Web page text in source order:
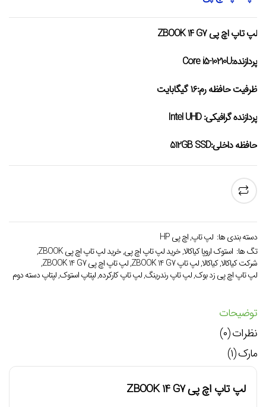
لپ تاپ اچ پی ZBOOK 14 G7
پردازنده:Core i5-10210U
ظرفیت حافظه رم:۱۶ گیگابایت
پردازنده گرافیکی: Intel UHD
حافظه داخلی:512GB SSD
دسته بندی ها: لپ تاپ,اچ پی HP
تگ ها: استوک اروپا کیاکالا,خرید لپ تاپ اچ پی,خرید لپ تاپ اچ پی ZBOOK
,
شرکت کیاکالا,کیاکالا,لپ تاپ ZBOOK 14 G7 ,لپ تاپ اچ پی ZBOOK 14 G7
,
لپ تاپ اچ پی زد بوک,لپ تاپ رندرینگ,لپ تاپ کارکرده,لپتاپ استوک,لپتاپ دسته دوم
توضیحات
نظرات (۰)
مارک (۱)
لپ تاپ اچ پی ZBOOK 14 G7